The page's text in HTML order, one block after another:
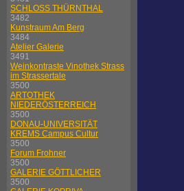
SCHLOSS THÜRNTHAL
3482
Kunstraum Am Berg
3484
Atelier Galerie
3491
Weinkontraste Vinothek Strass
im Strassertale
3500
ARTOTHEK
NIEDERÖSTERREICH
3500
DONAU-UNIVERSITÄT
KREMS Campus Cultur
3500
Forum Frohner
3500
GALERIE GÖTTLICHER
3500